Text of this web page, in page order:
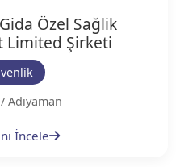
Özel Sağlik
Limited Şirketi
Adıyaman
İncele